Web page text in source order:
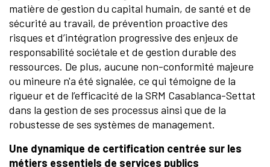
matière de gestion du capital humain, de santé et de
sécurité au travail, de prévention proactive des
risques et d’intégration progressive des enjeux de
responsabilité sociétale et de gestion durable des
ressources. De plus, aucune non-conformité majeure
ou mineure n'a été signalée, ce qui témoigne de la
rigueur et de l’efficacité de la SRM Casablanca-Settat
dans la gestion de ses processus ainsi que de la
robustesse de ses systèmes de management.
Une dynamique de certification centrée sur les
métiers essentiels de services publics